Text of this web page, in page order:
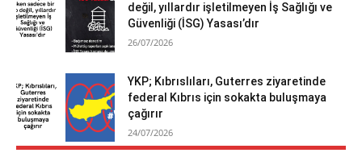
değil, yıllardır işletilmeyen İş Sağlığı ve
Güvenliği (İSG) Yasası’dır
26/07/2026
YKP; Kıbrıslıları, Guterres ziyaretinde
federal Kıbrıs için sokakta buluşmaya
çağırır
24/07/2026